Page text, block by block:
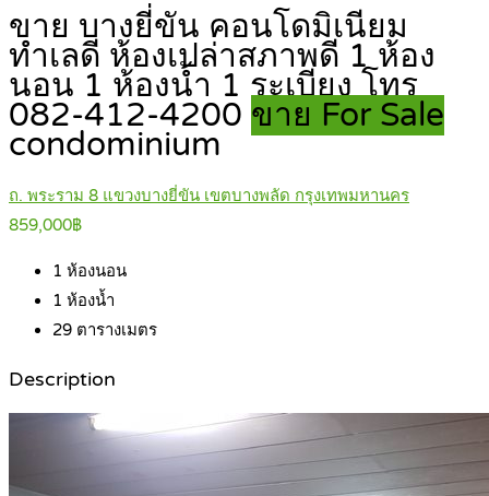
ขาย บางยี่ขัน คอนโดมิเนียม
ทำเลดี ห้องเปล่าสภาพดี 1 ห้อง
นอน 1 ห้องน้ำ 1 ระเบียง โทร
082-412-4200 ขาย For Sale
condominium
ถ. พระราม 8 แขวงบางยี่ขัน เขตบางพลัด กรุงเทพมหานคร
859,000฿
1 ห้องนอน
1 ห้องน้ำ
29 ตารางเมตร
Description